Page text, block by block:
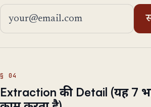
ईमेल एड्रेस
Extraction की Detail (यह 7